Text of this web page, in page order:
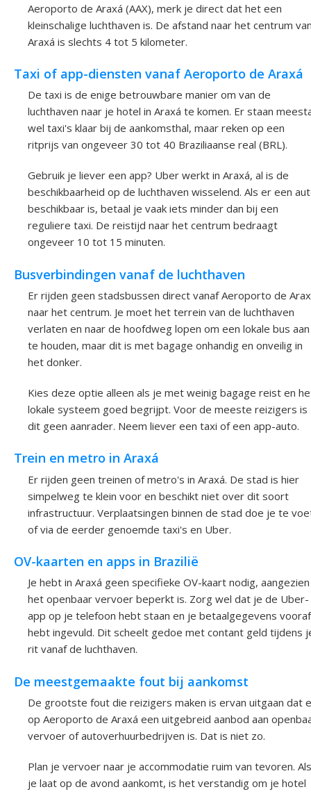
Aeroporto de Araxá (AAX), merk je direct dat het een
kleinschalige luchthaven is. De afstand naar het centrum
Araxá is slechts 4 tot 5 kilometer.
Taxi of app-diensten vanaf Aeroporto de Araxá
De taxi is de enige betrouwbare manier om van de
luchthaven naar je hotel in Araxá te komen. Er staan
wel taxi's klaar bij de aankomsthal, maar reken op een
ritprijs van ongeveer 30 tot 40 Braziliaanse real (BRL).
Gebruik je liever een app? Uber werkt in Araxá, al is de
beschikbaarheid op de luchthaven wisselend. Als er een
beschikbaar is, betaal je vaak iets minder dan bij een
reguliere taxi. De reistijd naar het centrum bedraagt
ongeveer 10 tot 15 minuten.
Busverbindingen vanaf de luchthaven
Er rijden geen stadsbussen direct vanaf Aeroporto de
naar het centrum. Je moet het terrein van de luchthaven
verlaten en naar de hoofdweg lopen om een lokale bus aan
te houden, maar dit is met bagage onhandig en onveilig in
het donker.
Kies deze optie alleen als je met weinig bagage reist en
lokale systeem goed begrijpt. Voor de meeste reizigers is
dit geen aanrader. Neem liever een taxi of een app-auto.
Trein en metro in Araxá
Er rijden geen treinen of metro's in Araxá. De stad is hier
simpelweg te klein voor en beschikt niet over dit soort
infrastructuur. Verplaatsingen binnen de stad doe je te
of via de eerder genoemde taxi's en Uber.
OV-kaarten en apps in Brazilië
Je hebt in Araxá geen specifieke OV-kaart nodig, aangezien
het openbaar vervoer beperkt is. Zorg wel dat je de Uber-
app op je telefoon hebt staan en je betaalgegevens vooraf
hebt ingevuld. Dit scheelt gedoe met contant geld tijdens
rit vanaf de luchthaven.
De meestgemaakte fout bij aankomst
De grootste fout die reizigers maken is ervan uitgaan dat
op Aeroporto de Araxá een uitgebreid aanbod aan
vervoer of autoverhuurbedrijven is. Dat is niet zo.
Plan je vervoer naar je accommodatie ruim van tevoren. Als
je laat op de avond aankomt, is het verstandig om je hotel